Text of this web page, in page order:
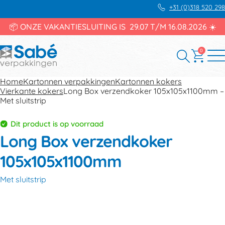
+31 (0)318 520 298
📦 ONZE VAKANTIESLUITING IS 29.07 T/M 16.08.2026 ☀️
0
HomeKartonnen verpakkingenKartonnen kokers
Vierkante kokersLong Box verzendkoker 105x105x1100mm –
Met sluitstrip
Dit product is op voorraad
Long Box verzendkoker
105x105x1100mm
Met sluitstrip